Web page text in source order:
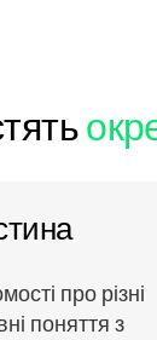
про різні
поняття з